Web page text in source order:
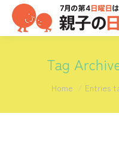
Tag
You are here:
Home Entries